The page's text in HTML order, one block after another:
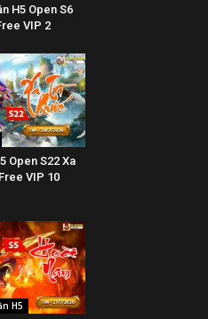
H5 Open S6
VIP 2
Open S22 Xa
VIP 10
H5